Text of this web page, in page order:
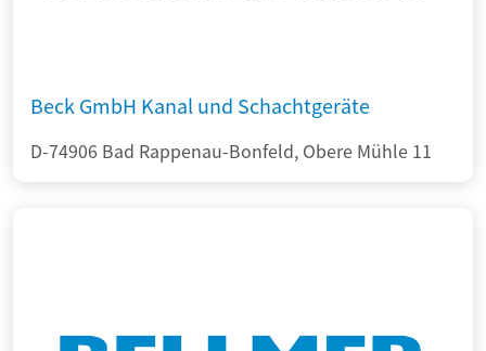
Beck GmbH Kanal und Schachtgeräte
D-74906 Bad Rappenau-Bonfeld, Obere Mühle 11